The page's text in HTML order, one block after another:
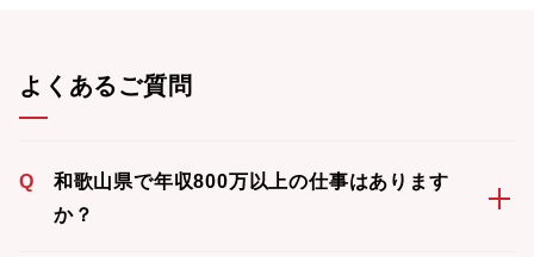
よくあるご質問
Q
和歌山県で年収800万以上の仕事はあります
か？